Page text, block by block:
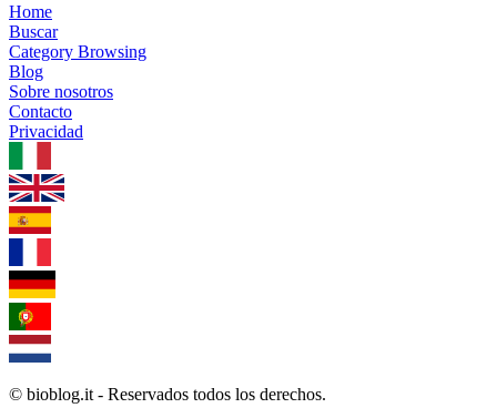
Home
Buscar
Category Browsing
Blog
Sobre nosotros
Contacto
Privacidad
© bioblog.it - Reservados todos los derechos.